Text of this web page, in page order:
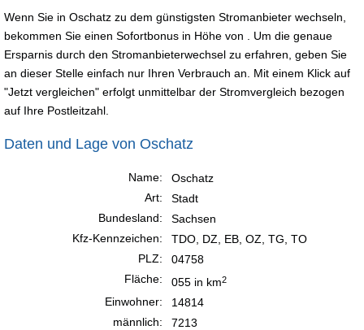
Wenn Sie in Oschatz zu dem günstigsten Stromanbieter wechseln,
bekommen Sie einen Sofortbonus in Höhe von . Um die genaue
Ersparnis durch den Stromanbieterwechsel zu erfahren, geben Sie
an dieser Stelle einfach nur Ihren Verbrauch an. Mit einem Klick auf
"Jetzt vergleichen" erfolgt unmittelbar der Stromvergleich bezogen
auf Ihre Postleitzahl.
Daten und Lage von Oschatz
Name:
Oschatz
Art:
Stadt
Bundesland:
Sachsen
Kfz-Kennzeichen:
TDO, DZ, EB, OZ, TG, TO
PLZ:
04758
Fläche:
055 in km2
Einwohner:
14814
männlich:
7213